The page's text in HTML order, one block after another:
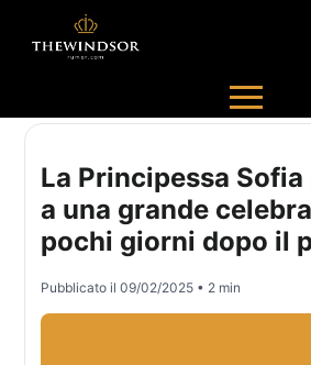
La Principessa
a una grande
pochi giorni dopo il
Pubblicato il09/02/2025 • 2 min